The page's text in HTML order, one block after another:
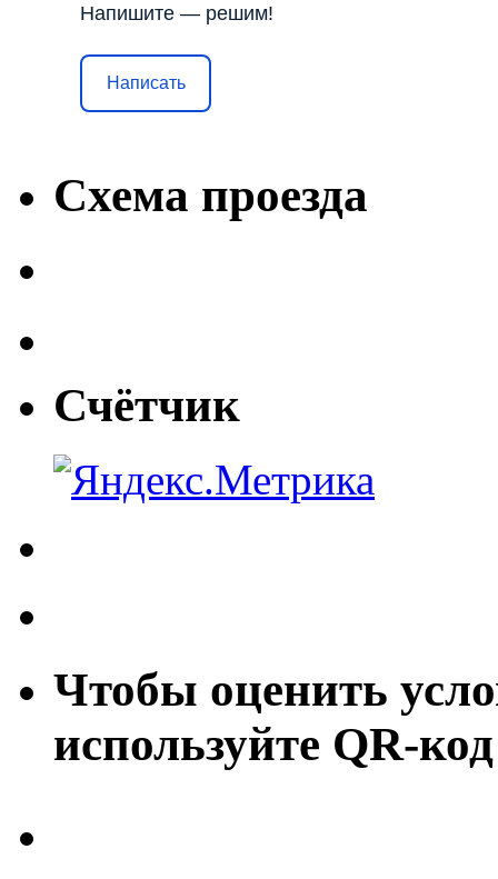
Напишите — решим!
Написать
Схема проезда
Счётчик
Чтобы оценить
используйте QR-код